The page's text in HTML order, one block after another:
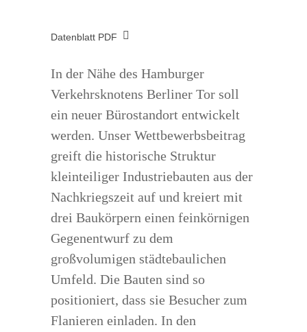
Datenblatt PDF
In der Nähe des Hamburger
Verkehrsknotens Berliner Tor soll
ein neuer Bürostandort entwickelt
werden. Unser Wettbewerbsbeitrag
greift die historische Struktur
kleinteiliger Industriebauten aus der
Nachkriegszeit auf und kreiert mit
drei Baukörpern einen feinkörnigen
Gegenentwurf zu dem
großvolumigen städtebaulichen
Umfeld. Die Bauten sind so
positioniert, dass sie Besucher zum
Flanieren einladen. In den